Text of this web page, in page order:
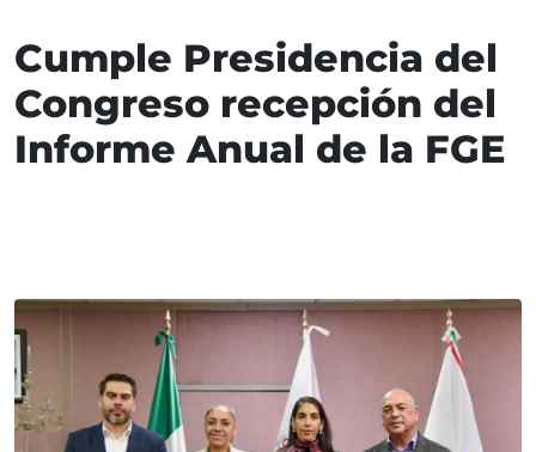
Cumple Presidencia del
Congreso recepción del
Informe Anual de la FGE